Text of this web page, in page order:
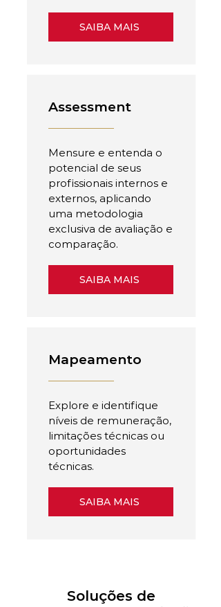
SAIBA MAIS
Assessment
Mensure e entenda o
potencial de seus
profissionais internos e
externos, aplicando
uma metodologia
exclusiva de avaliação e
comparação.
SAIBA MAIS
Mapeamento
Explore e identifique
níveis de remuneração,
limitações técnicas ou
oportunidades
técnicas.
SAIBA MAIS
Soluções de